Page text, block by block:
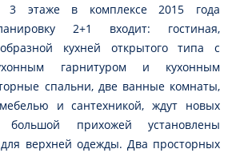
3 этаже в комплексе 2015 года
2+1 входит: гостиная,
кухней открытого типа с
гарнитуром и кухонным
спальни, две ванные комнаты,
и сантехникой, ждут новых
большой прихожей установлены
верхней одежды. Два просторных